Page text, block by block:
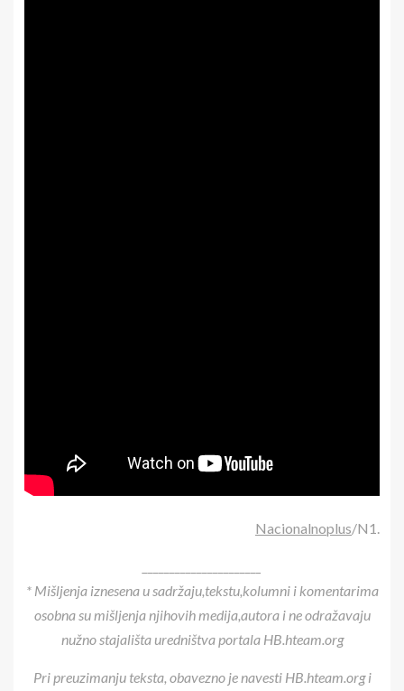
Nacionalnoplus/N1.
* Mišljenja iznesena u sadržaju,tekstu,kolumni i komentarima
osobna su mišljenja njihovih medija,autora i ne odražavaju
nužno stajališta uredništva portala HB.hteam.org
Pri preuzimanju teksta, obavezno je navesti HB.hteam.org i